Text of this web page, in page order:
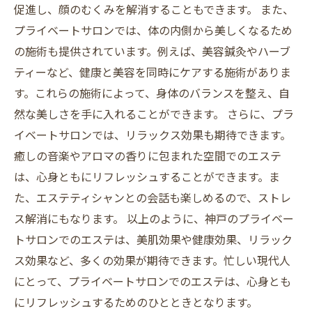
促進し、顔のむくみを解消することもできます。 また、
プライベートサロンでは、体の内側から美しくなるため
の施術も提供されています。例えば、美容鍼灸やハーブ
ティーなど、健康と美容を同時にケアする施術がありま
す。これらの施術によって、身体のバランスを整え、自
然な美しさを手に入れることができます。 さらに、プラ
イベートサロンでは、リラックス効果も期待できます。
癒しの音楽やアロマの香りに包まれた空間でのエステ
は、心身ともにリフレッシュすることができます。ま
た、エステティシャンとの会話も楽しめるので、ストレ
ス解消にもなります。 以上のように、神戸のプライベー
トサロンでのエステは、美肌効果や健康効果、リラック
ス効果など、多くの効果が期待できます。忙しい現代人
にとって、プライベートサロンでのエステは、心身とも
にリフレッシュするためのひとときとなります。